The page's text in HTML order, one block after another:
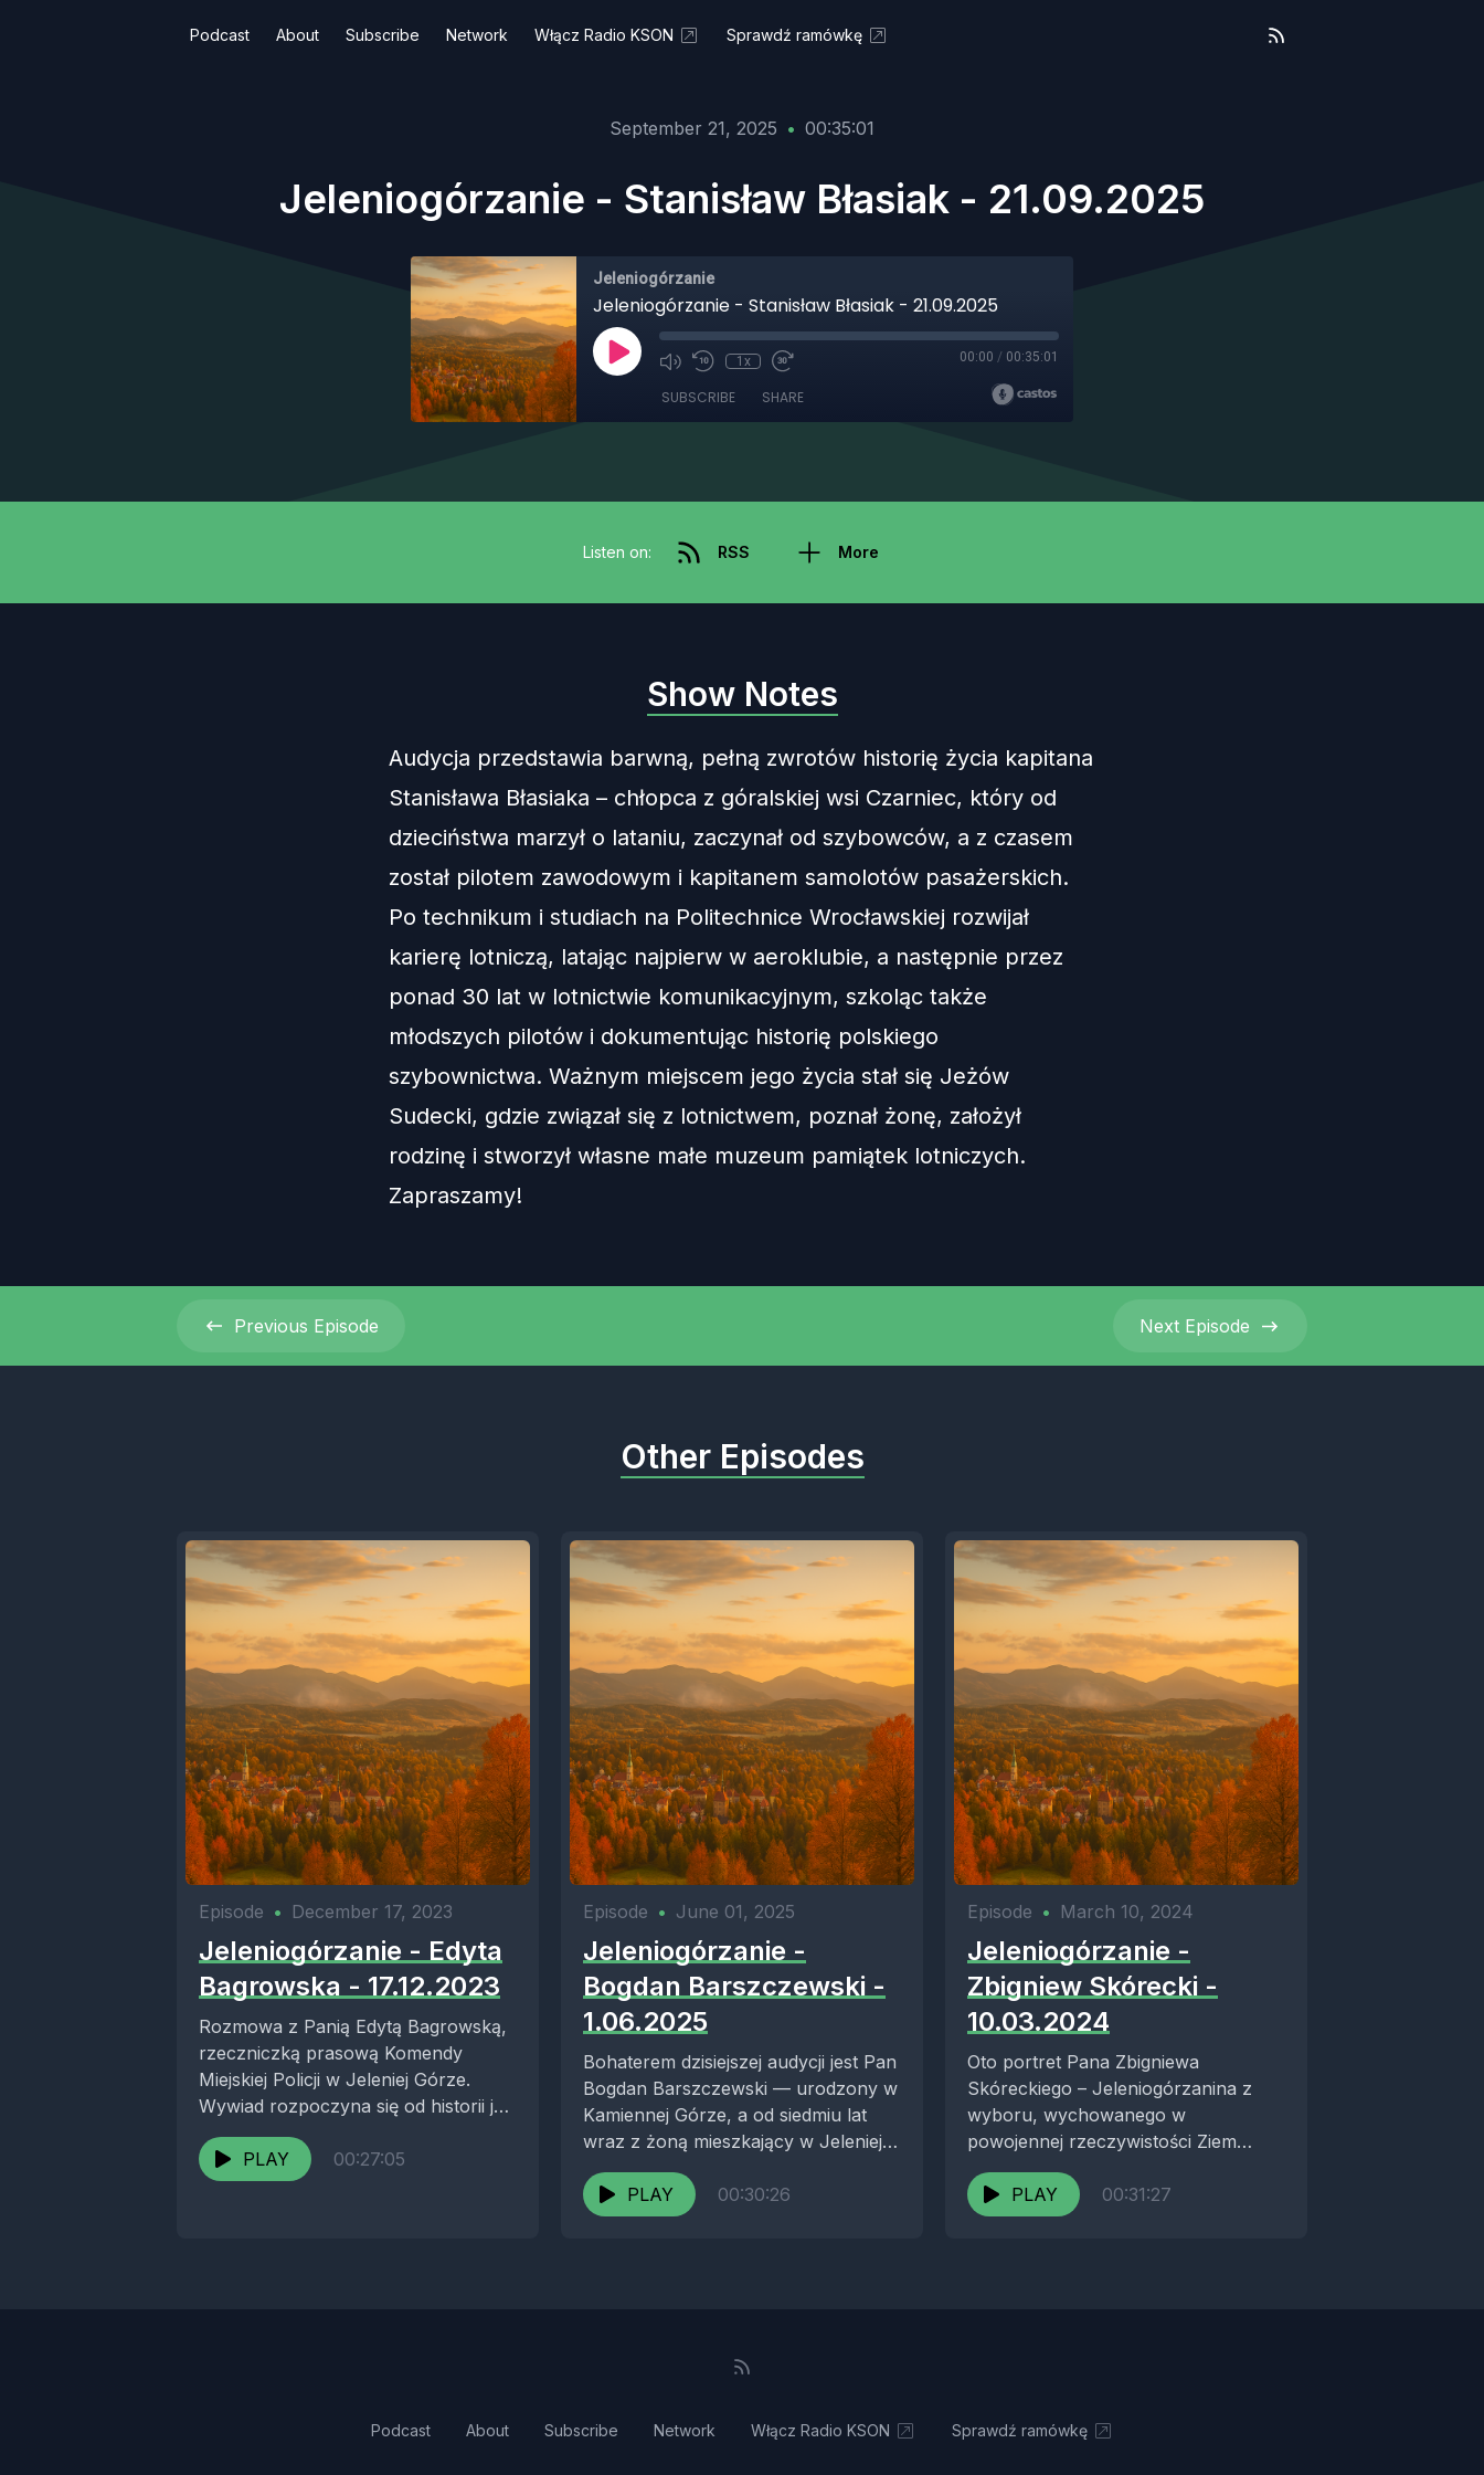
Podcast About Subscribe Network Włącz Radio KSON Sprawdź ramówkę
September 21, 2025 • 00:35:01
Jeleniogórzanie - Stanisław Błasiak - 21.09.2025
Jeleniogórzanie
Jeleniogórzanie - Stanisław Błasiak - 21.09.2025
1x 00:00 / 00:35:01
SUBSCRIBE SHARE
Listen on: RSS More
Show Notes
Audycja przedstawia barwną, pełną zwrotów historię życia kapitana
Stanisława Błasiaka – chłopca z góralskiej wsi Czarniec, który od
dzieciństwa marzył o lataniu, zaczynał od szybowców, a z czasem
został pilotem zawodowym i kapitanem samolotów pasażerskich.
Po technikum i studiach na Politechnice Wrocławskiej rozwijał
karierę lotniczą, latając najpierw w aeroklubie, a następnie przez
ponad 30 lat w lotnictwie komunikacyjnym, szkoląc także
młodszych pilotów i dokumentując historię polskiego
szybownictwa. Ważnym miejscem jego życia stał się Jeżów
Sudecki, gdzie związał się z lotnictwem, poznał żonę, założył
rodzinę i stworzył własne małe muzeum pamiątek lotniczych.
Zapraszamy!
Previous Episode Next Episode
Other Episodes
Episode • December 17, 2023
Jeleniogórzanie - Edyta
Bagrowska - 17.12.2023
Rozmowa z Panią Edytą Bagrowską,
rzeczniczką prasową Komendy
Miejskiej Policji w Jeleniej Górze.
Wywiad rozpoczyna się od historii jej
rodziny i ich przybycia na...
PLAY
00:27:05
Episode • June 01, 2025
Jeleniogórzanie -
Bogdan Barszczewski -
1.06.2025
Bohaterem dzisiejszej audycji jest Pan
Bogdan Barszczewski — urodzony w
Kamiennej Górze, a od siedmiu lat
wraz z żoną mieszkający w Jeleniej
Górze, którą...
PLAY
00:30:26
Episode • March 10, 2024
Jeleniogórzanie -
Zbigniew Skórecki -
10.03.2024
Oto portret Pana Zbigniewa
Skóreckiego – Jeleniogórzanina z
wyboru, wychowanego w
powojennej rzeczywistości Ziem
Odzyskanych, którego życie
połączyło solidną edukację, karierę w
„białym górnictwie”...
PLAY 00:31:27
Podcast About Subscribe Network Włącz Radio KSON Sprawdź ramówkę